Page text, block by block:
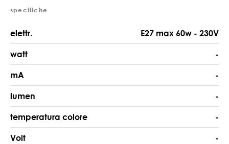
specifiche
elettr. E27 max 60w - 230V
watt -
mA -
lumen -
temperatura colore -
Volt -